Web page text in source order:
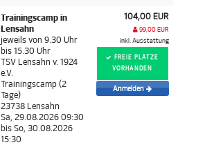
Trainingscamp in
Lensahn
jeweils von 9.30 Uhr
bis 15.30 Uhr
TSV Lensahn v. 1924
e.V.
Trainingscamp (2
Tage)
23738 Lensahn
Sa, 29.08.2026 09:30
bis So, 30.08.2026
15:30
104,00 EUR
99,00 EUR
inkl. Ausstattung
FREIE PLÄTZE
VORHANDEN
Anmelden